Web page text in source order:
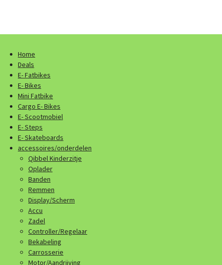
Home
Deals
E- Fatbikes
E- Bikes
Mini Fatbike
Cargo E- Bikes
E- Scootmobiel
E- Steps
E- Skateboards
accessoires/onderdelen
Qibbel Kinderzitje
Oplader
Banden
Remmen
Display/Scherm
Accu
Zadel
Controller/Regelaar
Bekabeling
Carrosserie
Motor/Aandrijving